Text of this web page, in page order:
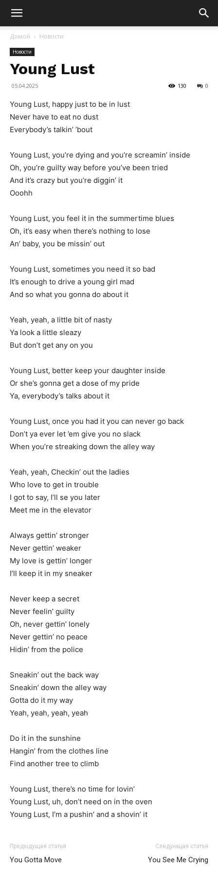
Домой Новости
Новости
Young Lust
05.04.2025 0
130
Young Lust, happy just to be in lust
Never have to eat no dust
Everybody’s talkin’ ’bout
Young Lust, you’re dying and you’re screamin’ inside
Oh, you’re guilty way before you’ve been tried
And it’s crazy but you’re diggin’ it
Ooohh
Young Lust, you feel it in the summertime blues
Oh, it’s easy when there’s nothing to lose
An’ baby, you be missin’ out
Young Lust, sometimes you need it so bad
It’s enough to drive a young girl mad
And so what you gonna do about it
Yeah, yeah, a little bit of nasty
Ya look a little sleazy
But don’t get any on you
Young Lust, better keep your daughter inside
Or she’s gonna get a dose of my pride
Ya, everybody’s talks about it
Young Lust, once you had it you can never go back
Don’t ya ever let ’em give you no slack
When you’re streaking down the alley way
Yeah, yeah, Checkin’ out the ladies
Who love to get in trouble
I got to say, I’ll se you later
Meet me in the elevator
Always gettin’ stronger
Never gettin’ weaker
My love is gettin’ longer
I’ll keep it in my sneaker
Never keep a secret
Never feelin’ guilty
Oh, never gettin’ lonely
Never gettin’ no peace
Hidin’ from the police
Sneakin’ out the back way
Sneakin’ down the alley way
Gotta do it my way
Yeah, yeah, yeah, yeah
Do it in the sunshine
Hangin’ from the clothes line
Find another tree to climb
Young Lust, there’s no time for lovin’
Young Lust, uh, don’t need on in the oven
Young Lust, I’m a pushin’ and a shovin’ it
Предыдущая статья
You Gotta Move
Следующая статья
You See Me Crying